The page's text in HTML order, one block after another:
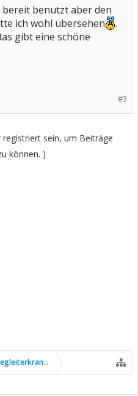
benutzt aber den
ich wohl übersehen
.
gibt eine schöne
#3
sein, um Beiträge
können. )